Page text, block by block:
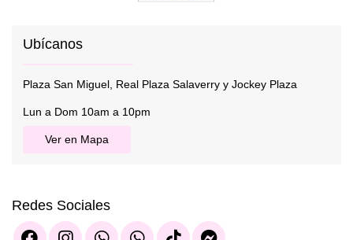
Ubícanos
Plaza San Miguel, Real Plaza Salaverry y Jockey Plaza
Lun a Dom 10am a 10pm
Ver en Mapa
Redes Sociales